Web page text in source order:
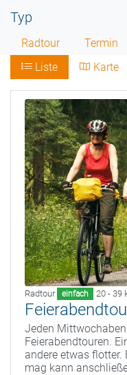
Typ
Radtour
Termin
Liste
Karte
Radtour einfach 20 - 39
Jeden
Feierabendtouren.
andere etwas flotter.
mag kann